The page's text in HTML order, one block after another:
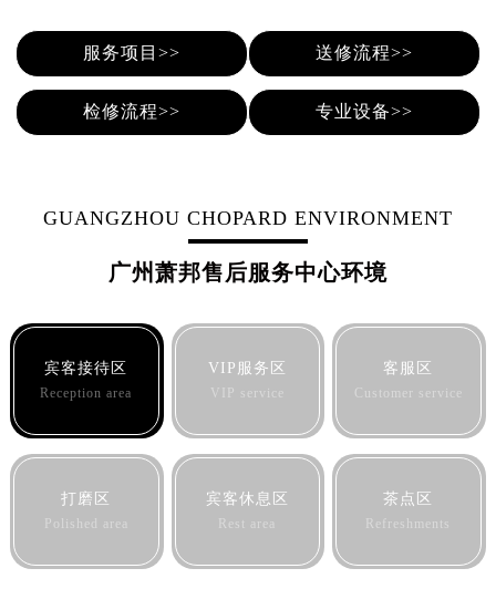
服务项目>> 送修流程>>
检修流程>> 专业设备>>
GUANGZHOU CHOPARD ENVIRONMENT
广州萧邦售后服务中心环境
宾客接待区
Reception area
VIP服务区
VIP service
客服区
Customer service
打磨区
Polished area
宾客休息区
Rest area
茶点区
Refreshments